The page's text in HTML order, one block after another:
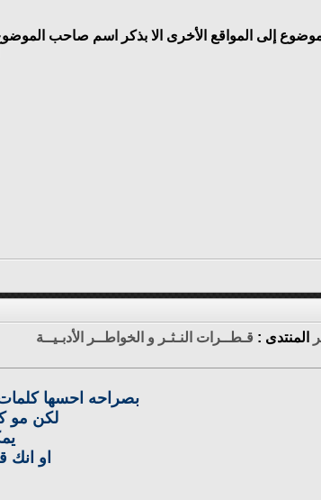
إلى المواقع الأخرى الا بذكر اسم صاحب
المنتدى : قـطــرات النـثـر و الخواطــر الأدبـيــة
بصراحه احسها
لكن مو
او انك